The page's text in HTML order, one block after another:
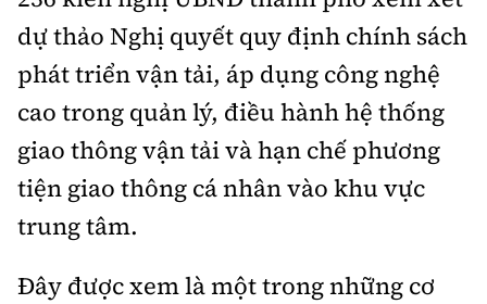
Quản lý đô thị
Đăng kiểm
Đường sắt tốc độ cao
Đường thủy
Hàng hải
Đường sắt đô thị
Chứng khoán
Bảo hiểm
Doanh nghiệp
An ninh hình sự
Điều tra
Pháp đình
Hỏi - Đáp
Giao thông 24h
ATGT địa phương
Văn hóa giao thông
Lái xe an toàn
Chất lượng sống
Giáo dục
Y tế
Đời sống
Lao động - Công đoàn
Văn hóa - Giải Trí
Văn hóa
Showbiz
Điện ảnh
Thể thao
Bóng đá
Bình luận
dự thảo Nghị quyết quy định chính sách
phát triển vận tải, áp dụng công nghệ
cao trong quản lý, điều hành hệ thống
giao thông vận tải và hạn chế phương
tiện giao thông cá nhân vào khu vực
trung tâm.
Đây được xem là một trong những cơ